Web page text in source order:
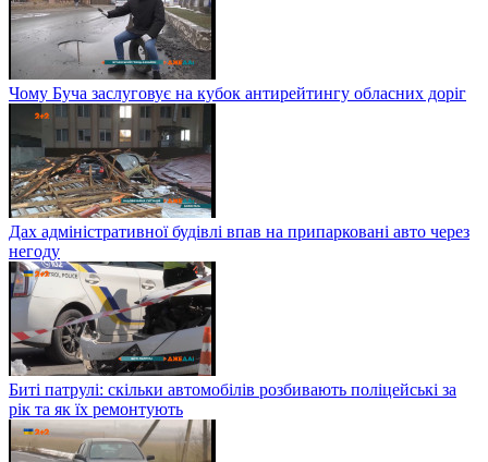
Чому Буча заслуговує на кубок антирейтингу обласних доріг
Дах адміністративної будівлі впав на припарковані авто через
негоду
Биті патрулі: скільки автомобілів розбивають поліцейські за
рік та як їх ремонтують